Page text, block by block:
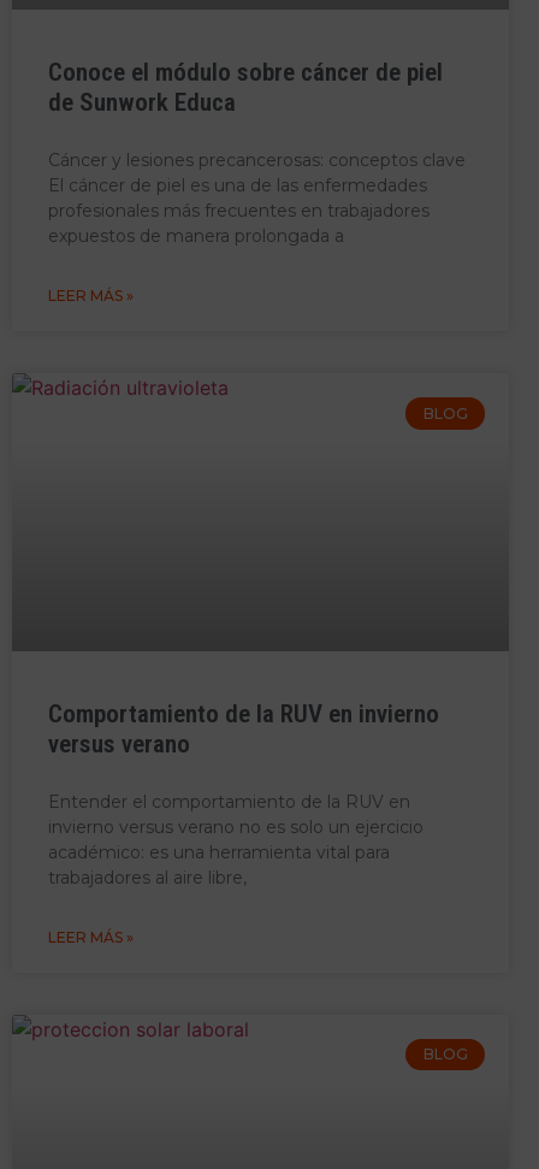
Conoce el módulo sobre cáncer de piel
de Sunwork Educa
Cáncer y lesiones precancerosas: conceptos clave
El cáncer de piel es una de las enfermedades
profesionales más frecuentes en trabajadores
expuestos de manera prolongada a
LEER MÁS »
BLOG
Comportamiento de la RUV en invierno
versus verano
Entender el comportamiento de la RUV en
invierno versus verano no es solo un ejercicio
académico: es una herramienta vital para
trabajadores al aire libre,
LEER MÁS »
BLOG